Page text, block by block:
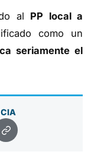
al PP local a
como un
seriamente el